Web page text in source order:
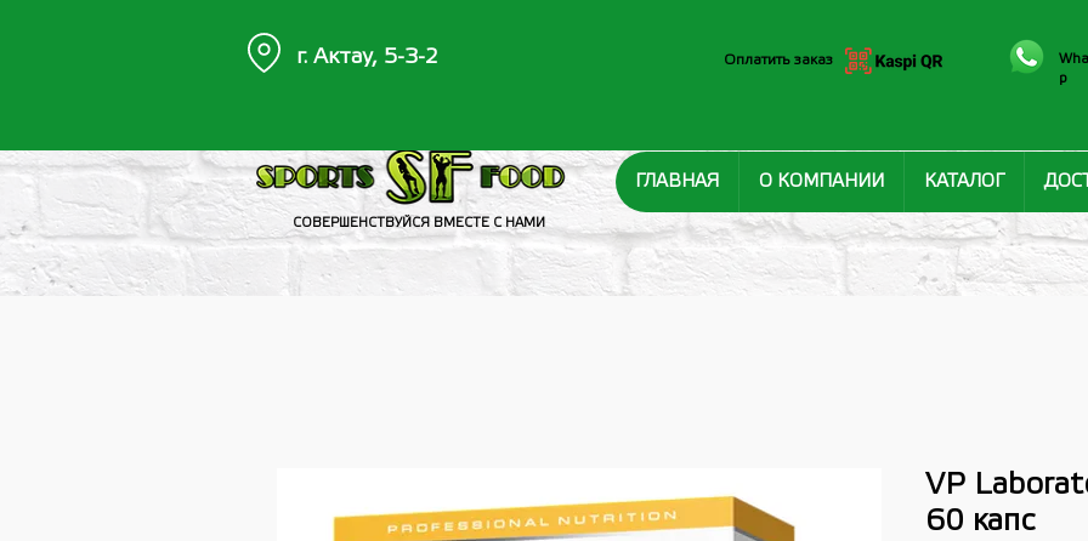
СОВЕРШЕНСТВУЙСЯ ВМЕСТЕ С НАМИ
ГЛАВНАЯ О КОМПАНИИ КАТАЛОГ
г. Актау, 5-3-2 Оплатить заказ
p
VP
60 капс